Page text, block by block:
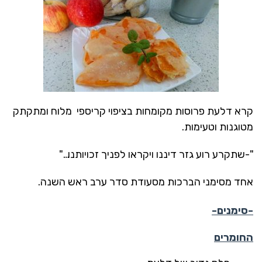
קרא דלעת פרוסות מקומחות בציפוי קריספי מלוח ומתקתק
מטוגנות וטעימות.
"-שתקרע רוע גזר דיננו ויקראו לפניך זכויותנו…"
אחד מסימני הברכות מסעודת סדר ערב ראש השנה.
-סימנים-
החומרים